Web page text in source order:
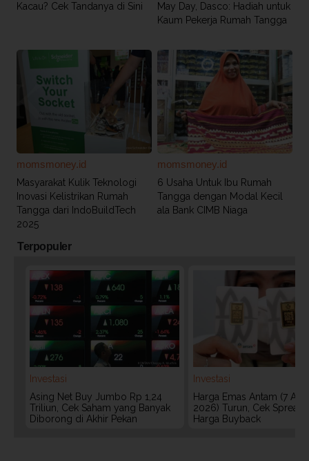
Kacau? Cek Tandanya di Sini
May Day, Dasco: Hadiah untuk
Kaum Pekerja Rumah Tangga
momsmoney.id
Masyarakat Kulik Teknologi
Inovasi Kelistrikan Rumah
Tangga dari IndoBuildTech
2025
momsmoney.id
6 Usaha Untuk Ibu Rumah
Tangga dengan Modal Kecil
ala Bank CIMB Niaga
Terpopuler
Investasi
Asing Net Buy Jumbo Rp 1,24
Triliun, Cek Saham yang Banyak
Diborong di Akhir Pekan
Investasi
Harga Emas Antam (7
2026) Turun, Cek Spread
Harga Buyback